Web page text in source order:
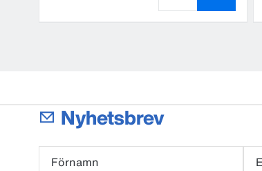
Antal produkter är 1
Nyhetsbrev
Förnamn